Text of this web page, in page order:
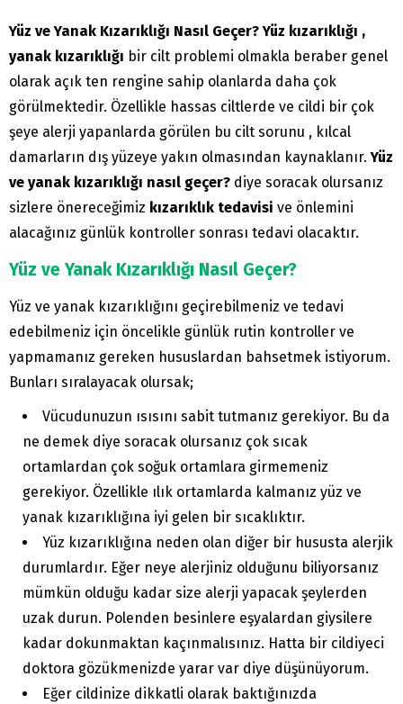
Yüz ve Yanak Kızarıklığı Nasıl Geçer? Yüz kızarıklığı ,
yanak kızarıklığı bir cilt problemi olmakla beraber genel
olarak açık ten rengine sahip olanlarda daha çok
görülmektedir. Özellikle hassas ciltlerde ve cildi bir çok
şeye alerji yapanlarda görülen bu cilt sorunu , kılcal
damarların dış yüzeye yakın olmasından kaynaklanır.Yüz
ve yanak kızarıklığı nasıl geçer? diye soracak olursanız
sizlere önereceğimiz kızarıklık tedavisi ve önlemini
alacağınız günlük kontroller sonrası tedavi olacaktır.
Yüz ve Yanak Kızarıklığı Nasıl Geçer?
Yüz ve yanak kızarıklığını geçirebilmeniz ve tedavi
edebilmeniz için öncelikle günlük rutin kontroller ve
yapmamanız gereken hususlardan bahsetmek istiyorum.
Bunları sıralayacak olursak;
Vücudunuzun ısısını sabit tutmanız gerekiyor. Bu da
ne demek diye soracak olursanız çok sıcak
ortamlardan çok soğuk ortamlara girmemeniz
gerekiyor. Özellikle ılık ortamlarda kalmanız yüz ve
yanak kızarıklığına iyi gelen bir sıcaklıktır.
Yüz kızarıklığına neden olan diğer bir hususta alerjik
durumlardır. Eğer neye alerjiniz olduğunu biliyorsanız
mümkün olduğu kadar size alerji yapacak şeylerden
uzak durun. Polenden besinlere eşyalardan giysilere
kadar dokunmaktan kaçınmalısınız. Hatta bir cildiyeci
doktora gözükmenizde yarar var diye düşünüyorum.
Eğer cildinize dikkatli olarak baktığınızda